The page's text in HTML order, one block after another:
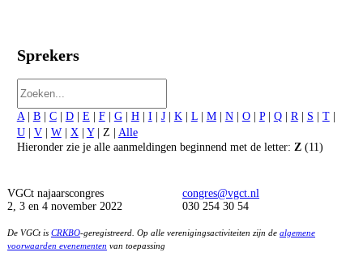
Sprekers
A| B| C| D| E F| G| H| I J| K| L| M| N| O| P| Q| R| S T|
U| V| W| X| Y| Z | Alle
Hieronder zie je alle aanmeldingen beginnend met de letter: Z(11)
VGCt najaarscongres
2, 3 en 4 november 2022
congres@vgct.nl
030 254 30 54
De VGCt is CRKBO-geregistreerd. Op alle verenigingsactiviteiten zijn de algemene
voorwaarden evenementen van toepassing